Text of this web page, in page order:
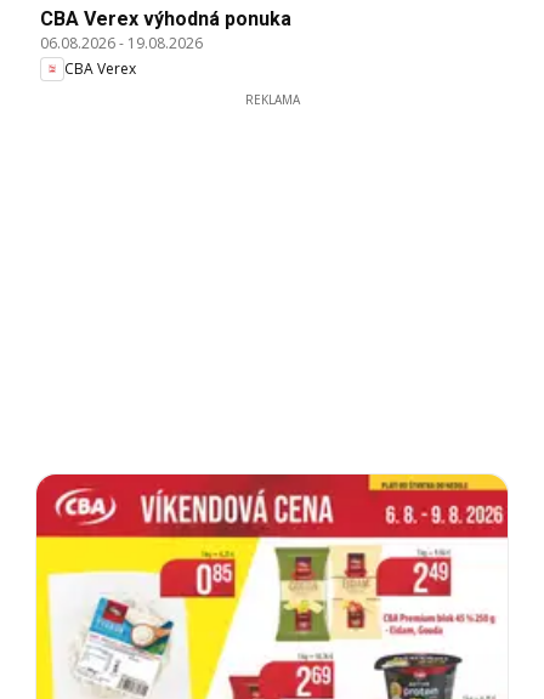
CBA Verex výhodná ponuka
06.08.2026- 19.08.2026
CBA Verex
REKLAMA